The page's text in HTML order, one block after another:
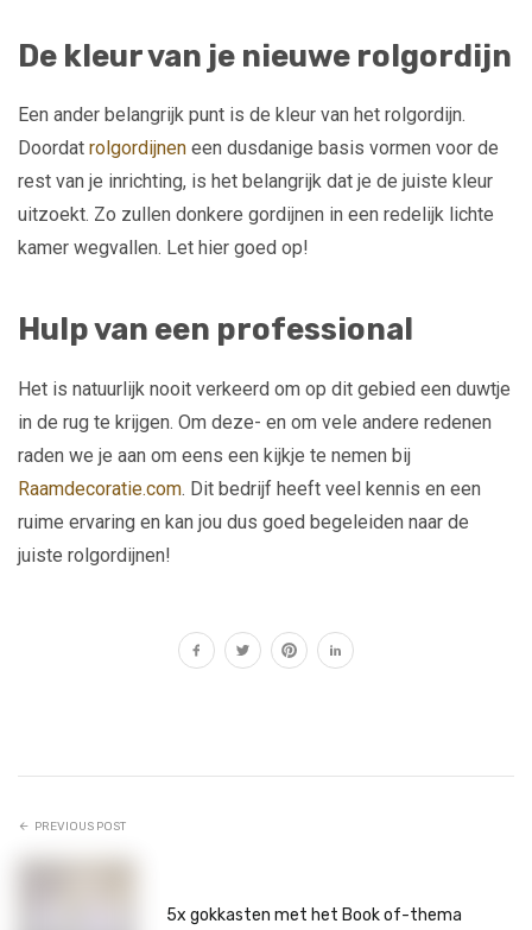
De kleur van je nieuwe rolgordijn
Een ander belangrijk punt is de kleur van het rolgordijn.
Doordat rolgordijnen een dusdanige basis vormen voor de
rest van je inrichting, is het belangrijk dat je de juiste kleur
uitzoekt. Zo zullen donkere gordijnen in een redelijk lichte
kamer wegvallen. Let hier goed op!
Hulp van een professional
Het is natuurlijk nooit verkeerd om op dit gebied een duwtje
in de rug te krijgen. Om deze- en om vele andere redenen
raden we je aan om eens een kijkje te nemen bij
Raamdecoratie.com. Dit bedrijf heeft veel kennis en een
ruime ervaring en kan jou dus goed begeleiden naar de
juiste rolgordijnen!
PREVIOUS POST
5x gokkasten met het Book of-thema